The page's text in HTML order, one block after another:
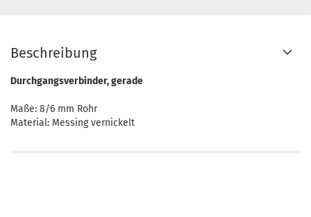
Beschreibung
Durchgangsverbinder, gerade
Maße: 8/6 mm Rohr
Material: Messing vernickelt